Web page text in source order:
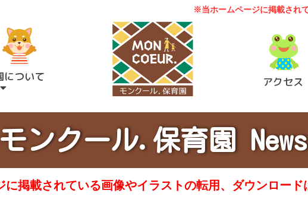
※当ホームページに掲載され
について アクセス
モンクール.保育園 News
掲載されている画像やイラストの転用、ダウンロード